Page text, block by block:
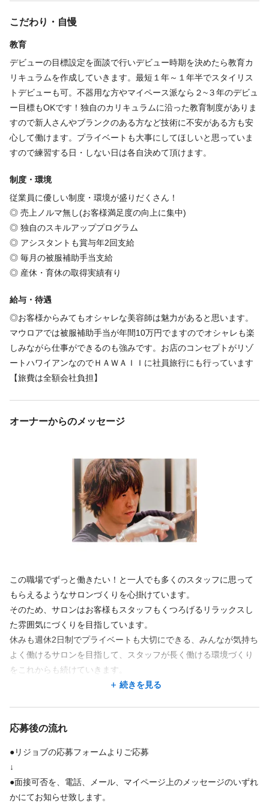
スタッフ数5名 男性2名女性3名
必要経験
必要資格
美容師免許
福利厚生
育児休暇あり
海外研修あり
交通費支給
15000円
・支給条件
15000円以上は要相談
福利厚生の詳細
◎ 通勤手当(15000円迄)
経験者歓迎 個人サロン 新卒歓迎
資格取得予定者 客単価10,000円以上
こだわり・自慢
教育
デビューの目標設定を面談で行いデビュー時期を決めたら教育カ
リキュラムを作成していきます。最短１年～１年半でスタイリス
トデビューも可。不器用な方やマイペース派なら２~３年のデビュ
ー目標もOKです！独自のカリキュラムに沿った教育制度がありま
すので新人さんやブランクのある方など技術に不安がある方も安
心して働けます。プライベートも大事にしてほしいと思っていま
すので練習する日・しない日は各自決めて頂けます。
制度・環境
従業員に優しい制度・環境が盛りだくさん！
◎ 売上ノルマ無し(お客様満足度の向上に集中)
◎ 独自のスキルアッププログラム
◎ アシスタントも賞与年2回支給
◎ 毎月の被服補助手当支給
◎ 産休・育休の取得実績有り
給与・待遇
◎お客様からみてもオシャレな美容師は魅力があると思います。
マウロアでは被服補助手当が年間10万円でますのでオシャレも楽
しみながら仕事ができるのも強みです。お店のコンセプトがリゾ
ートハワイアンなのでＨＡＷＡＩＩに社員旅行にも行っています
【旅費は全額会社負担】
オーナーからのメッセージ
この職場でずっと働きたい！と一人でも多くのスタッフに思って
もらえるようなサロンづくりを心掛けています。
そのため、サロンはお客様もスタッフもくつろげるリラックスし
た雰囲気にづくりを目指しています。
休みも週休2日制でプライベートも大切にできる、みんなが気持ち
よく働けるサロンを目指して、スタッフが長く働ける環境づくり
をこれからも続けていきます。
仕事だけではなく、プライベートも充実してほしい・メリハリが
お店のコンセプトがリゾートハワイアンなので２年に１度ＨＡＷ
続きを見る
応募後の流れ
●リジョブの応募フォームよりご応募
↓
●面接可否を、電話、メール、マイページ上のメッセージのいずれ
かにてお知らせ致します。